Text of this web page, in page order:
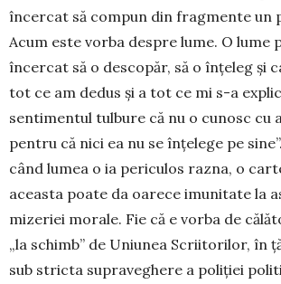
încercat să com­pun din fragmente un
Acum este vor­ba despre lume. O lu­me
încercat să o descopăr, să o înțeleg și
tot ce am dedus și a tot ce mi s-a
sen­ti­mentul tulbure că nu o cu­nosc cu
pen­tru că nici ea nu se înțe­lege pe
când lumea o ia peri­culos razna, o
aceasta poate da oarece imunitate la
mizeriei morale. Fie că e vorba de
„la schimb” de Uni­unea Scriitorilor, în
sub stricta supraveghere a poliției